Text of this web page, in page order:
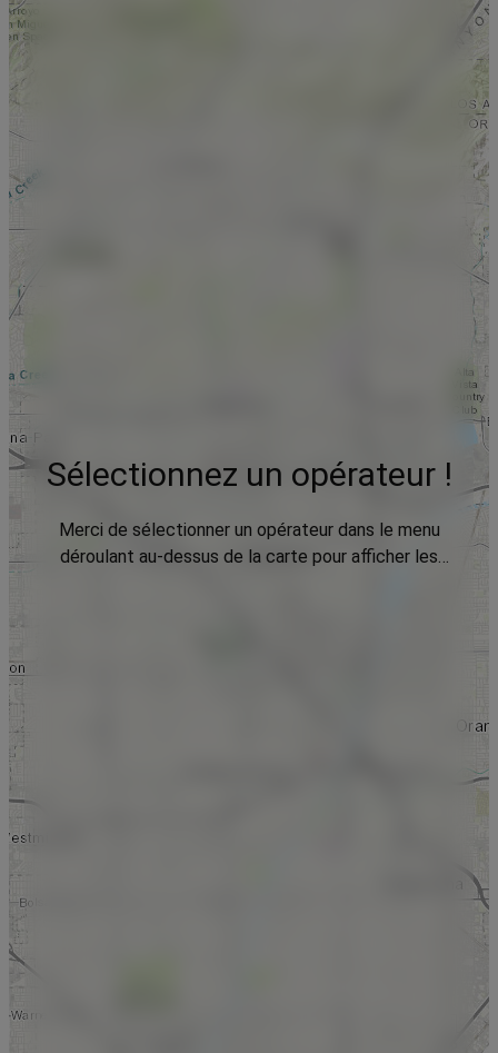
Sélectionnez un opérateur !
Merci de sélectionner un opérateur dans le menu
déroulant au-dessus de la carte pour afficher les